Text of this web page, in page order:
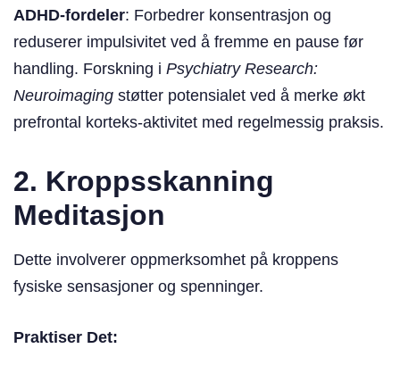
ADHD-fordeler: Forbedrer konsentrasjon og
reduserer impulsivitet ved å fremme en pause før
handling. Forskning i Psychiatry Research:
Neuroimaging støtter potensialet ved å merke økt
prefrontal korteks-aktivitet med regelmessig praksis.
2. Kroppsskanning
Meditasjon
Dette involverer oppmerksomhet på kroppens
fysiske sensasjoner og spenninger.
Praktiser Det: